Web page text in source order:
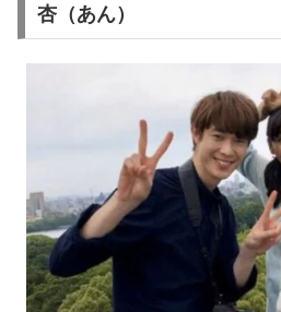
杏（あん）